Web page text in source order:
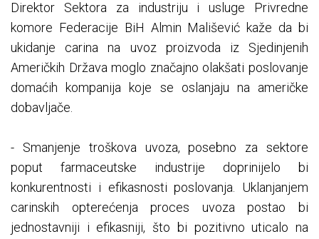
Direktor Sektora za industriju i usluge Privredne
komore Federacije BiH Almin Mališević kaže da bi
ukidanje carina na uvoz proizvoda iz Sjedinjenih
Američkih Država moglo značajno olakšati poslovanje
domaćih kompanija koje se oslanjaju na američke
dobavljače.
- Smanjenje troškova uvoza, posebno za sektore
poput farmaceutske industrije doprinijelo bi
konkurentnosti i efikasnosti poslovanja. Uklanjanjem
carinskih opterećenja proces uvoza postao bi
jednostavniji i efikasniji, što bi pozitivno uticalo na